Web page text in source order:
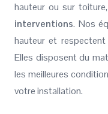
hauteur ou sur toiture,
interventions. Nos
hauteur et
Elles disposent du
les meilleures
votre installation.